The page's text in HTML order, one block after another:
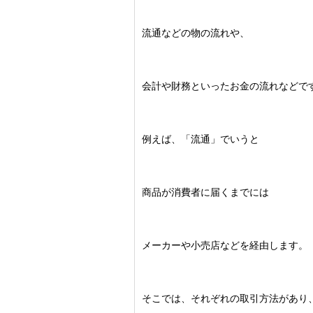
流通などの物の流れや、
会計や財務といったお金の流れなどで
例えば、「流通」でいうと
商品が消費者に届くまでには
メーカーや小売店などを経由します。
そこでは、それぞれの取引方法があり